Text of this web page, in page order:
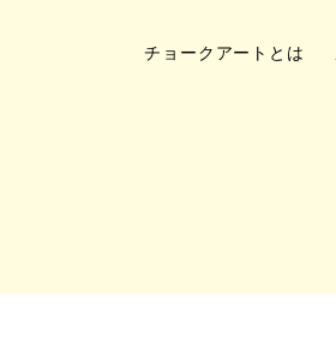
チョークアートとは